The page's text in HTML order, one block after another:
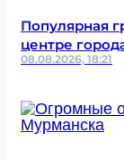
Популярная
центре
08.08.2026, 18:21